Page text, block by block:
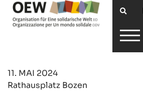
11. MAI 2024
Rathausplatz Bozen